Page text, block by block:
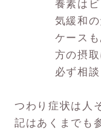
養素は
気緩和
ケース
方の摂
必ず相談
つわり症状は人
記はあくまでも